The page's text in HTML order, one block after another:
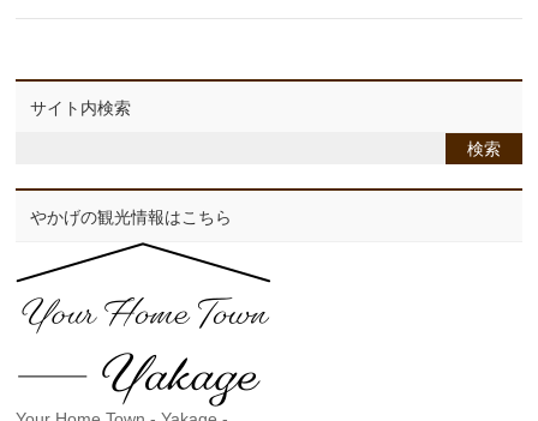
サイト内検索
やかげの観光情報はこちら